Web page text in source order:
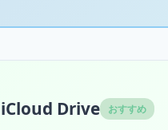
iCloud Drive おすすめ